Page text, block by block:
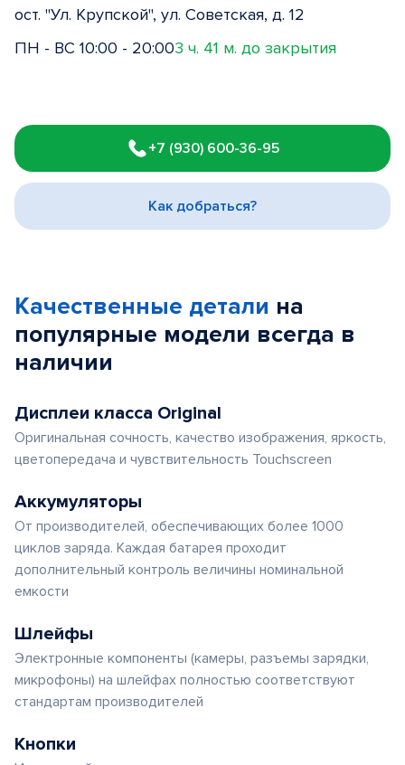
ост. "Ул. Крупской", ул. Советская, д. 12
ПН - ВС 10:00 - 20:003 ч. 41 м. до закрытия
1
of
3
+7 (930) 600-36-95
Как добраться?
Качественные детали на
популярные модели всегда в
наличии
Дисплеи класса Original
Оригинальная сочность, качество изображения, яркость,
цветопередача и чувствительность Touchscreen
Аккумуляторы
От производителей, обеспечивающих более 1000
циклов заряда. Каждая батарея проходит
дополнительный контроль величины номинальной
емкости
Шлейфы
Электронные компоненты (камеры, разъемы зарядки,
микрофоны) на шлейфах полностью соответствуют
стандартам производителей
Кнопки